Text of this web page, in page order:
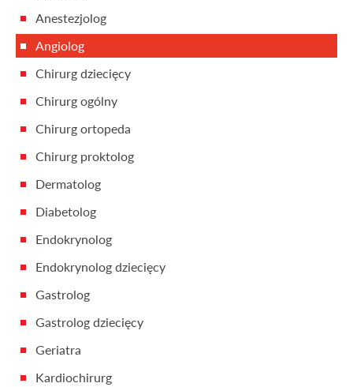
Anestezjolog
Angiolog
Chirurg dziecięcy
Chirurg ogólny
Chirurg ortopeda
Chirurg proktolog
Dermatolog
Diabetolog
Endokrynolog
Endokrynolog dziecięcy
Gastrolog
Gastrolog dziecięcy
Geriatra
Kardiochirurg